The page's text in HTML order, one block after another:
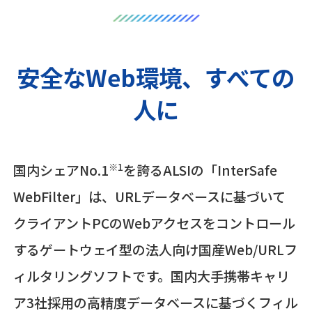
安全なWeb環境、すべての
人に
国内シェアNo.1※1を誇るALSIの「InterSafe
WebFilter」は、URLデータベースに基づいて
クライアントPCのWebアクセスをコントロール
するゲートウェイ型の法人向け国産Web/URLフ
ィルタリングソフトです。国内大手携帯キャリ
ア3社採用の高精度データベースに基づくフィル